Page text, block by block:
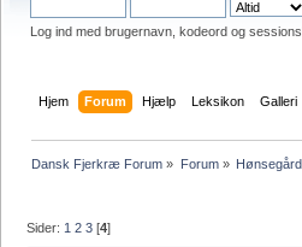
Log ind med brugernavn, kodeord og
Hjem Forum Hjælp Leksikon Galleri
Dansk Fjerkræ Forum » Forum»
Sider: 1 2 3 [4]